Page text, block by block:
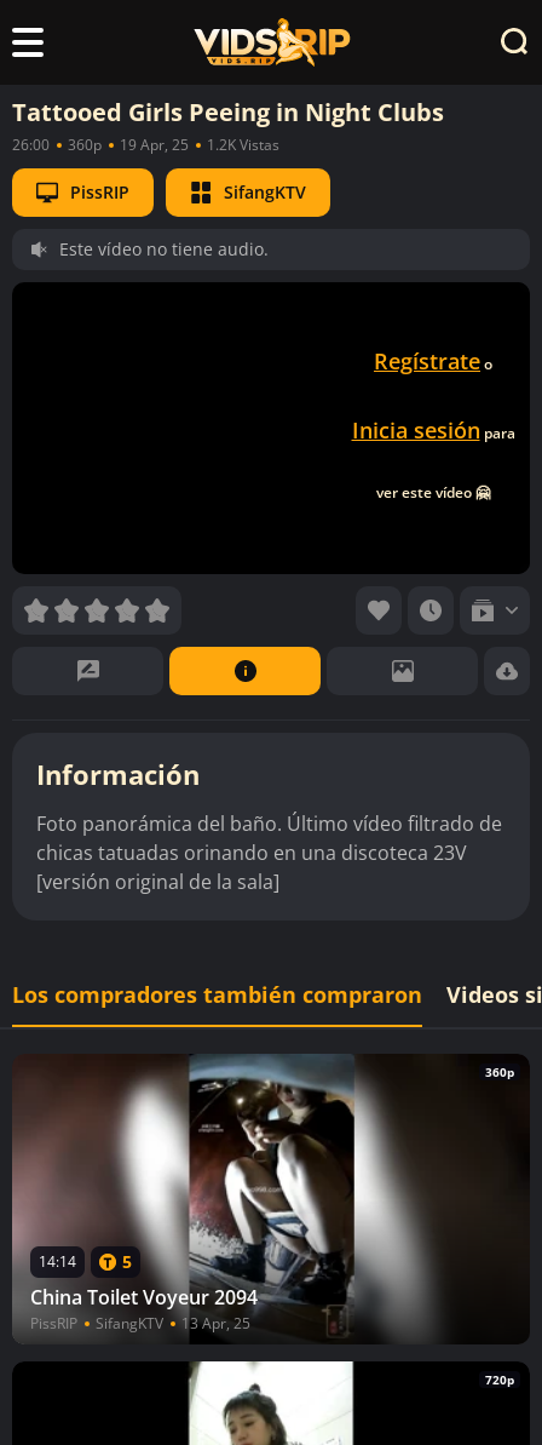
Tattooed Girls Peeing in Night Clubs
26:00 360p 19 Apr, 25 1.2K Vistas
PissRIP SifangKTV
Este vídeo no tiene audio.
Regístrateo
Inicia sesión para
ver este vídeo 🤗
Información
Foto panorámica del baño. Último vídeo filtrado de
chicas tatuadas orinando en una discoteca 23V
[versión original de la sala]
Los compradores también compraron Videos
360p
14:14 5
China Toilet Voyeur 2094
PissRIP SifangKTV 13 Apr, 25
720p